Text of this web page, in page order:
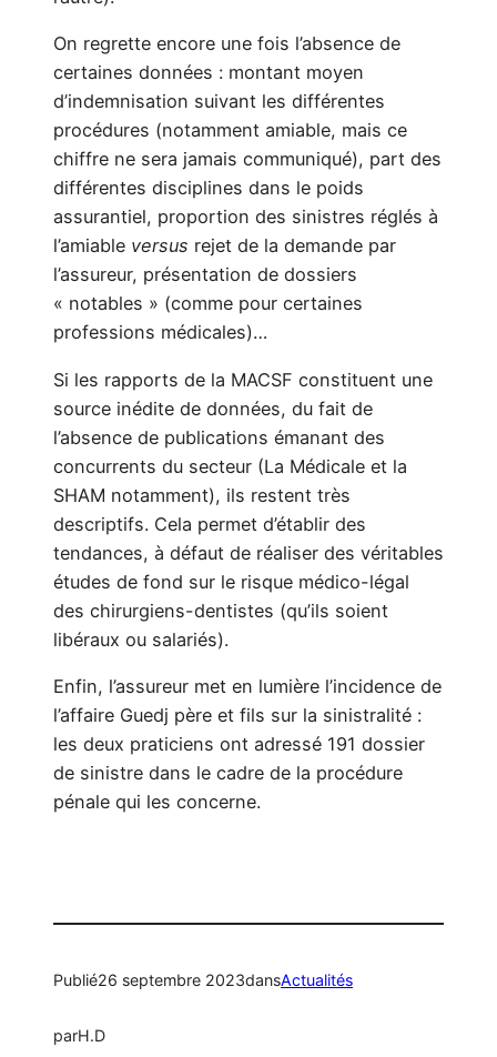
On regrette encore une fois l’absence de
certaines données : montant moyen
d’indemnisation suivant les différentes
procédures (notamment amiable, mais ce
chiffre ne sera jamais communiqué), part des
différentes disciplines dans le poids
assurantiel, proportion des sinistres réglés à
l’amiable versus rejet de la demande par
l’assureur, présentation de dossiers
« notables » (comme pour certaines
professions médicales)…
Si les rapports de la MACSF constituent une
source inédite de données, du fait de
l’absence de publications émanant des
concurrents du secteur (La Médicale et la
SHAM notamment), ils restent très
descriptifs. Cela permet d’établir des
tendances, à défaut de réaliser des véritables
études de fond sur le risque médico-légal
des chirurgiens-dentistes (qu’ils soient
libéraux ou salariés).
Enfin, l’assureur met en lumière l’incidence de
l’affaire Guedj père et fils sur la sinistralité :
les deux praticiens ont adressé 191 dossier
de sinistre dans le cadre de la procédure
pénale qui les concerne.
Publié26 septembre 2023dansActualités
parH.D